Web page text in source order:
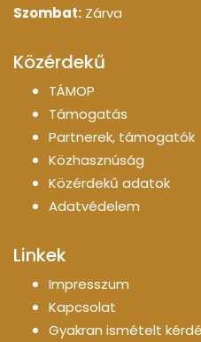
Szombat: Zárva
Közérdekű
TÁMOP
Támogatás
Partnerek, támogatók
Közhasznúság
Közérdekű adatok
Adatvédelem
Linkek
Impresszum
Kapcsolat
Gyakran ismételt